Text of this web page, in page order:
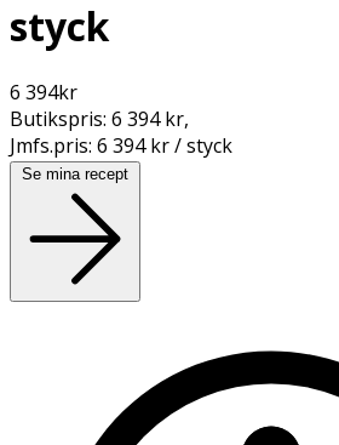
styck
6 394kr
Butikspris: 6 394 kr,
Jmfs.pris: 6 394 kr / styck
Se mina recept